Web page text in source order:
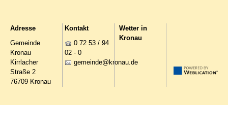
Adresse
Gemeinde
Kronau
Kirrlacher
Straße 2
76709 Kronau
Kontakt
0 72 53 / 94
02 - 0
g m nd kr n d
Wetter in
Kronau